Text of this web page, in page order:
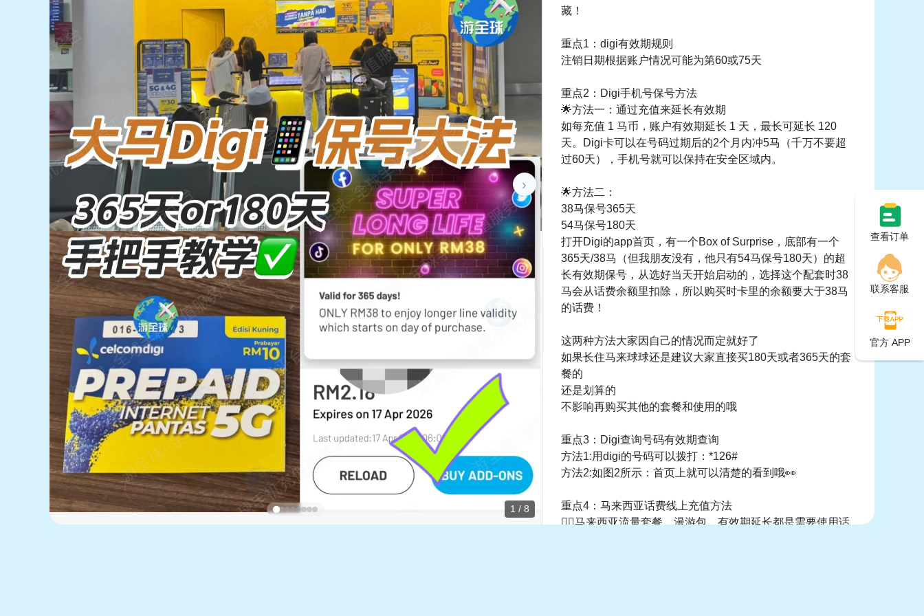
›
1 / 8
藏！
重点1：digi有效期规则
注销日期根据账户情况可能为第60或75天
重点2：Digi手机号保号方法
🌟方法一：通过充值来延长有效期
如每充值 1 马币，账户有效期延长 1 天，最长可延长 120
天。Digi卡可以在号码过期后的2个月内冲5马（千万不要超
过60天），手机号就可以保持在安全区域内。
🌟方法二：
38马保号365天
54马保号180天
打开Digi的app首页，有一个Box of Surprise，底部有一个
365天/38马（但我朋友没有，他只有54马保号180天）的超
长有效期保号，从选好当天开始启动的，选择这个配套时38
马会从话费余额里扣除，所以购买时卡里的余额要大于38马
的话费！
这两种方法大家因自己的情况而定就好了
如果长住马来球球还是建议大家直接买180天或者365天的套
餐的
还是划算的
不影响再购买其他的套餐和使用的哦
重点3：Digi查询号码有效期查询
方法1:用digi的号码可以拨打：*126#
方法2:如图2所示：首页上就可以清楚的看到哦👀
重点4：马来西亚话费线上充值方法
👉🏻马来西亚流量套餐、漫游包、有效期延长都是需要使用话
查看订单
联系客服
官方 APP